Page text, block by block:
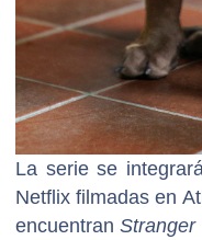
La serie se
Netflix filmadas en
encuentran Stranger